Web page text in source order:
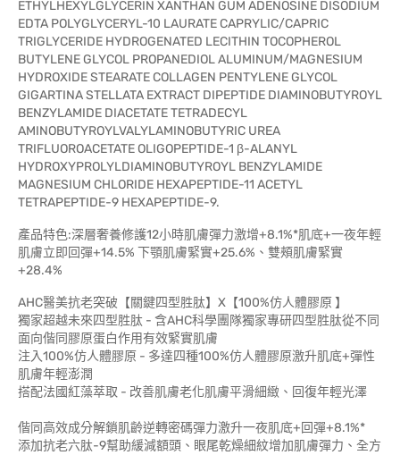
ETHYLHEXYLGLYCERIN XANTHAN GUM ADENOSINE DISODIUM
EDTA POLYGLYCERYL-10 LAURATE CAPRYLIC/CAPRIC
TRIGLYCERIDE HYDROGENATED LECITHIN TOCOPHEROL
BUTYLENE GLYCOL PROPANEDIOL ALUMINUM/MAGNESIUM
HYDROXIDE STEARATE COLLAGEN PENTYLENE GLYCOL
GIGARTINA STELLATA EXTRACT DIPEPTIDE DIAMINOBUTYROYL
BENZYLAMIDE DIACETATE TETRADECYL
AMINOBUTYROYLVALYLAMINOBUTYRIC UREA
TRIFLUOROACETATE OLIGOPEPTIDE-1 β-ALANYL
HYDROXYPROLYLDIAMINOBUTYROYL BENZYLAMIDE
MAGNESIUM CHLORIDE HEXAPEPTIDE-11 ACETYL
TETRAPEPTIDE-9 HEXAPEPTIDE-9.
產品特色:深層奢養修護12小時肌膚彈力激增+8.1%*肌底+一夜年輕
肌膚立即回彈+14.5% 下顎肌膚緊實+25.6%、雙頰肌膚緊實
+28.4%
AHC醫美抗老突破【關鍵四型胜肽】X【100%仿人體膠原 】
獨家超越未來四型胜肽 - 含AHC科學團隊獨家專研四型胜肽從不同
面向偕同膠原蛋白作用有效緊實肌膚
注入100%仿人體膠原 - 多達四種100%仿人體膠原激升肌底+彈性
肌膚年輕澎潤
搭配法國紅藻萃取 - 改善肌膚老化肌膚平滑細緻、回復年輕光澤
偕同高效成分解鎖肌齡逆轉密碼彈力激升一夜肌底+回彈+8.1%*
添加抗老六肽-9幫助緩減額頭、眼尾乾燥細紋增加肌膚彈力、全方